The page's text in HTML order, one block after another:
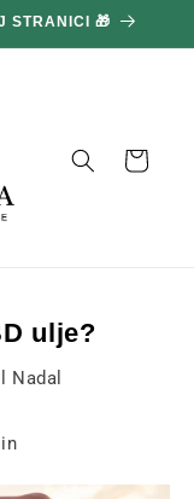
STRANICI 🎁
Košara
ulje?
Nadal